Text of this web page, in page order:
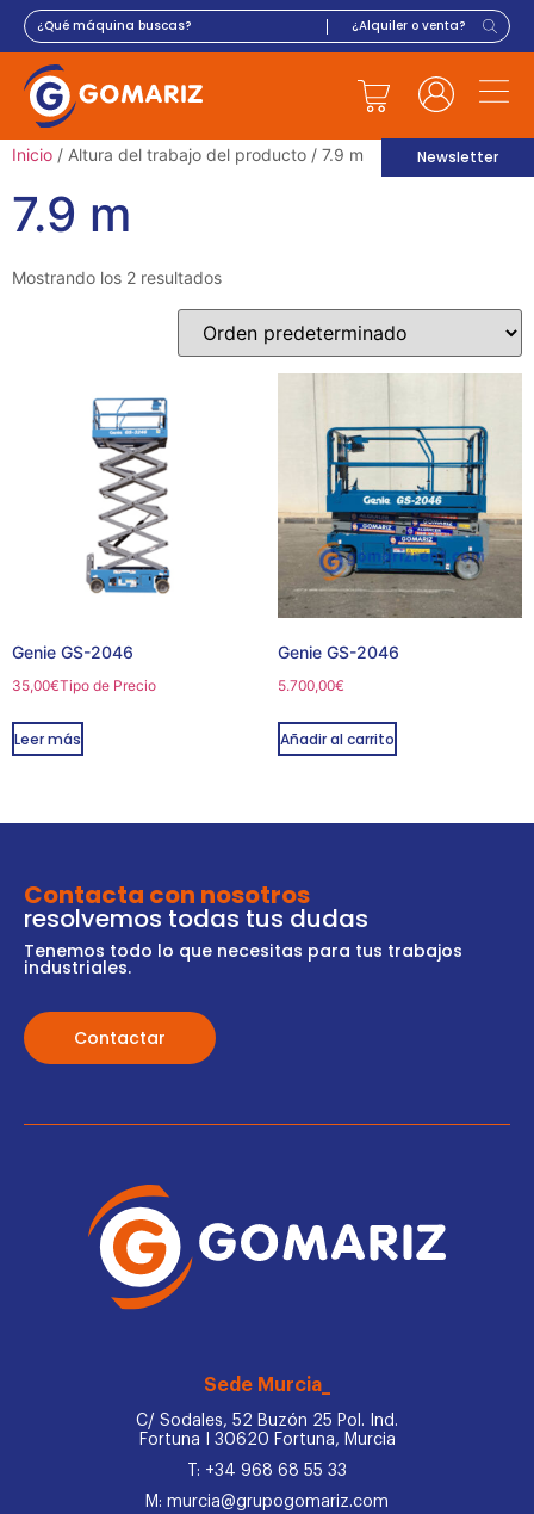
Newsletter
Inicio / Altura del trabajo del producto / 7.9 m
7.9 m
Mostrando los 2 resultados
Genie GS-2046
35,00€Tipo de Precio
Leer más
Genie GS-2046
5.700,00€
Añadir al carrito
Contacta con nosotros
resolvemos todas tus dudas
Tenemos todo lo que necesitas para tus trabajos
industriales.
Contactar
Sede Murcia_
C/ Sodales, 52 Buzón 25 Pol. Ind.
Fortuna I 30620 Fortuna, Murcia
T: +34 968 68 55 33
M: murcia@grupogomariz.com